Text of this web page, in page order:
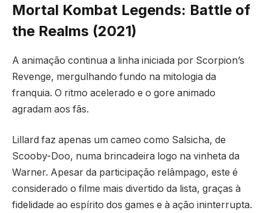
Mortal Kombat Legends: Battle of
the Realms (2021)
A animação continua a linha iniciada por Scorpion’s
Revenge, mergulhando fundo na mitologia da
franquia. O ritmo acelerado e o gore animado
agradam aos fãs.
Lillard faz apenas um cameo como Salsicha, de
Scooby-Doo, numa brincadeira logo na vinheta da
Warner. Apesar da participação relâmpago, este é
considerado o filme mais divertido da lista, graças à
fidelidade ao espírito dos games e à ação ininterrupta.